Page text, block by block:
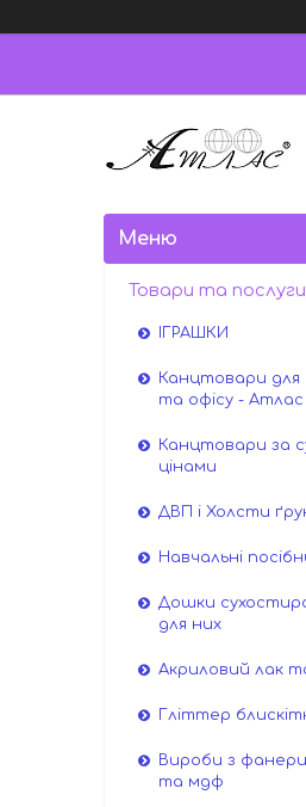
Товари та послуги
ІГРАШКИ
Канцтовари для
та офісу - Атлас
Канцтовари за
цінами
ДВП і Холсти
Навчальні
Дошки
для них
Акриловий лак
Гліттер
Вироби з
та мдф